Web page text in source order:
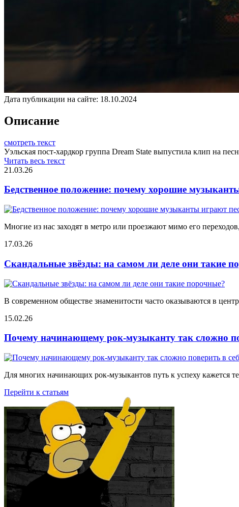
Дата публикации на сайте: 18.10.2024
Описание
смотреть текст
Уэльская пост-хардкор группа Dream State выпустила клип на
Читать весь текст
21.03.26
Бедственное положение: почему хорошие
Многие из нас заходят в метро или проезжают мимо его
17.03.26
Скандальные звёзды: на самом ли деле они такие
В современном обществе знаменитости часто оказываются в
15.02.26
Почему начинающему рок-музыканту так сложно
Для многих начинающих рок-музыкантов путь к успеху кажется
Перейти к статьям